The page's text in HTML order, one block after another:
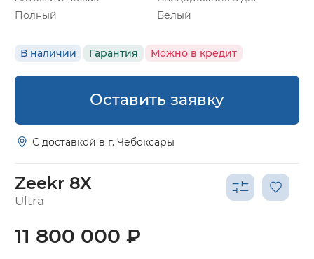
Полный
Белый
В наличии Гарантия Можно в кредит
Оставить заявку
С доставкой в г. Чебоксары
Zeekr 8X
Ultra
11 800 000 ₽